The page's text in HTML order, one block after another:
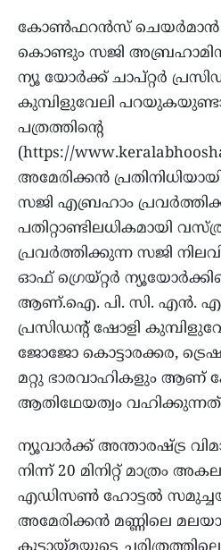
കോണ്‍ഫറന്‍സ് ചെയര്‍മാന്‍
കൊണ്ടും സജി
ന്യൂ യോര്‍ക്ക് ചാപ്റ്റര്‍
കുമ്പിളുവേലി
പത്രത്തിന്റെ
(https://
അമേരിക്കന്‍
സജി എബ്രഹാം
പതിറ്റാണ്ടിലധികമായി
പ്രവര്‍ത്തിക്കുന്ന സജി
ഓഫ് ഗ്രെയ്റ്റര്‍
ആണ്.ഐ. പി. സി. എന്‍. എ
പ്രസിഡന്റ് ഷോളി
ജോജോ കൊട്ടാരക്കര,
മറ്റു ഭാരവാഹികളും ആണ്
ആതിഥേയത്വം
ന്യൂവാര്‍ക്ക് അന്താരഷ്ട്ര
നിന്ന് 20 മിനിറ്റ് മാത്രം
എഡിസണ്‍ ഹോട്ടല്‍
അമേരിക്കന്‍ മണ്ണിലെ